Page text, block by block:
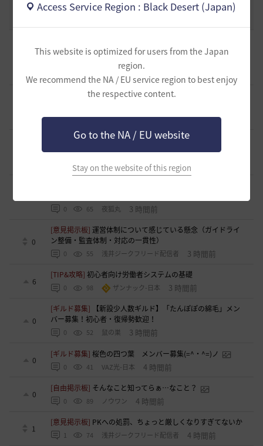
Access Service Region : Black Desert (Japan)
This website is optimized for users from the Japan
region.
We recommend the NA / EU service region to best enjoy
the respective content.
Go to the NA / EU website
Stay on the website of this region
51
コミュニティの利用にあたって
レイキャッツ」メンバー募集（ギルドボス有・初心者復帰者
多数所属・スキル目当て◎）
5 くろいばら 21 分前
[意見掲示板]釣りの「他の冒険者の船舶搭乗防止」設定が毎
0 29 浅井ジークフリード配信者 1 時間前
[意見掲示板]HYPERBOOSTの「AD750を目指そう」という
呼びかけと、実際の難易度のギャップについて
46 浅井ジークフリード配信者 2 時間前
0 65 夜狐丸 3 時間前
0
[意見掲示板]運営体制について感じている懸念（ガイドライ
ン整備・監査体制・対応の一貫性）
0 55 浅井ジークフリード配信者 3 時間前
6
[TIP&攻略]初心者向け労働者システムの基礎
0 98 ザンナック-日本 3 時間前
0
[ギルド募集]
【新設少人数ギルド】「たんぽぽの綿毛」メン
バー募集！初心者・復帰勢歓迎！
0 52 鼠の巣 3 時間前
0
[ギルド募集]桜色の四つ葉 メンバー募集(=^・^=)ノ
0 41 VAZ光-日本 4 時間前
0
[自由掲示板] そんなこと知ってらぁ…なこと？
0 89 ノウワン 4 時間前
1
[意見掲示板] PKへの処罰、ちょっと厳しくなりすぎてないか
1 74 浅井ジークフリード配信者 4 時間前